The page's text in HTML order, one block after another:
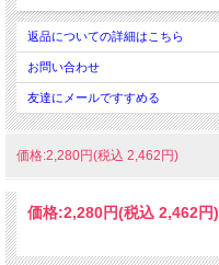
返品についての詳細はこちら
お問い合わせ
友達にメールですすめる
価格:2,280円(税込 2,462円)
価格:2,280円(税込 2,462円)